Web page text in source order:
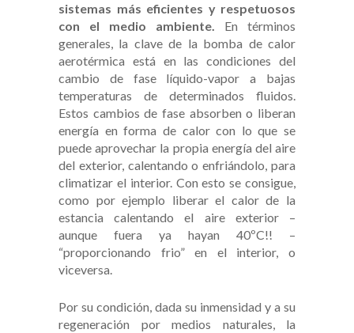
sistemas más eficientes y respetuosos
con el medio ambiente. En términos
generales, la clave de la bomba de calor
aerotérmica está en las condiciones del
cambio de fase líquido-vapor a bajas
temperaturas de determinados fluidos.
Estos cambios de fase absorben o liberan
energía en forma de calor con lo que se
puede aprovechar la propia energía del aire
del exterior, calentando o enfriándolo, para
climatizar el interior. Con esto se consigue,
como por ejemplo liberar el calor de la
estancia calentando el aire exterior –
aunque fuera ya hayan 40ºC!! –
“proporcionando frio” en el interior, o
viceversa.
Por su condición, dada su inmensidad y a su
regeneración por medios naturales, la